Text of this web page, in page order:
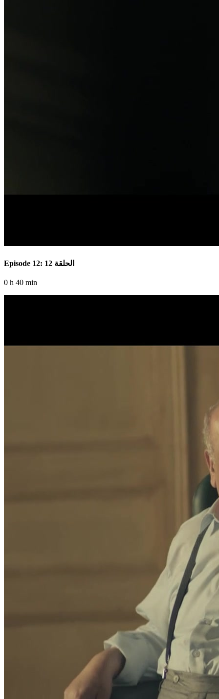
Episode 12: الحلقة 12
0 h 40 min